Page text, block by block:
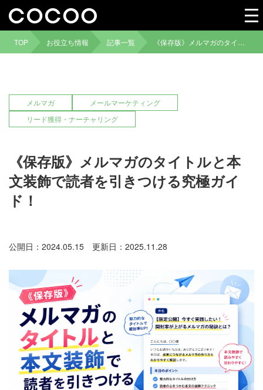
TOP お役立ち情報 記事一覧
メルマガ
メールマーケティング
リード獲得・ナーチャリング
《保存版》メルマガのタイトルと本
文装飾で読者を引きつける究極ガイ
ド！
公開日：2024.05.15 更新日：2025.11.28